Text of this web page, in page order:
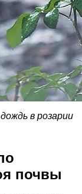
дождь в розарии
почвы